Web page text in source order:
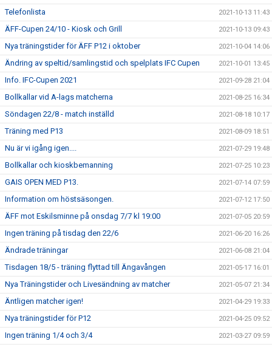
Telefonlista 2021-10-13 11:43
ÄFF-Cupen 24/10 - Kiosk och Grill 2021-10-13 09:43
Nya träningstider för ÄFF P12 i oktober 2021-10-04 14:06
Ändring av speltid/samlingstid och spelplats IFC Cupen 2021-10-01 13:45
Info. IFC-Cupen 2021 2021-09-28 21:04
Bollkallar vid A-lags matcherna 2021-08-25 16:34
Söndagen 22/8 - match inställd 2021-08-18 10:17
Träning med P13 2021-08-09 18:51
Nu är vi igång igen.... 2021-07-29 19:48
Bollkallar och kioskbemanning 2021-07-25 10:23
GAIS OPEN MED P13. 2021-07-14 07:59
Information om höstsäsongen. 2021-07-12 17:50
ÄFF mot Eskilsminne på onsdag 7/7 kl 19:00 2021-07-05 20:59
Ingen träning på tisdag den 22/6 2021-06-20 16:26
Ändrade träningar 2021-06-08 21:04
Tisdagen 18/5 - träning flyttad till Ängavången 2021-05-17 16:01
Nya Träningstider och Livesändning av matcher 2021-05-07 21:34
Äntligen matcher igen! 2021-04-29 19:33
Nya träningstider för P12 2021-04-25 09:52
Ingen träning 1/4 och 3/4 2021-03-27 09:59